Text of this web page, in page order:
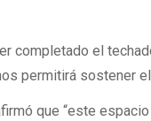
completado el
permitirá sostener
que “este